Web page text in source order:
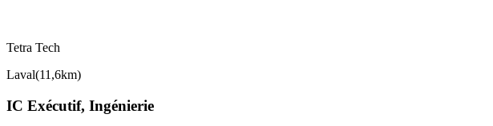
Tetra Tech
Laval(11,6km)
IC Exécutif, Ingénierie